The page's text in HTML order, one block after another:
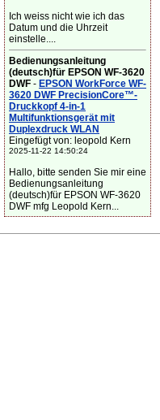
Ich weiss nicht wie ich das
Datum und die Uhrzeit
einstelle....
Bedienungsanleitung
(deutsch)für EPSON WF-3620
DWF - EPSON WorkForce WF-
3620 DWF PrecisionCore™-
Druckkopf 4-in-1
Multifunktionsgerät mit
Duplexdruck WLAN
Eingefügt von: leopold Kern
2025-11-22 14:50:24
Hallo, bitte senden Sie mir eine
Bedienungsanleitung
(deutsch)für EPSON WF-3620
DWF mfg Leopold Kern...